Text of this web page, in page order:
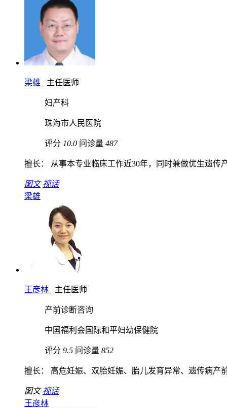
梁雄 主任医师
妇产科
珠海市人民医院
评分 10.0 问诊量 487
擅长： 从事本专业临床工作近30年，同时兼做优生遗传
图文 视话
梁雄
王彦林 主任医师
产前诊断咨询
中国福利会国际和平妇幼保健院
评分 9.5 问诊量 852
擅长： 高危妊娠、双胎妊娠、胎儿发育异常、遗传病产
图文 视话
王彦林